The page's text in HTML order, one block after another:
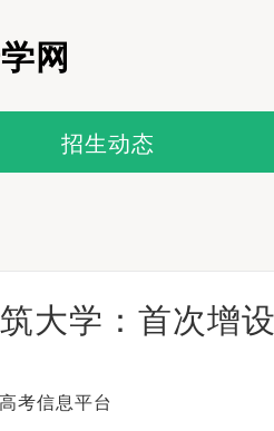
网
招生动态
大学：首次增
考信息平台